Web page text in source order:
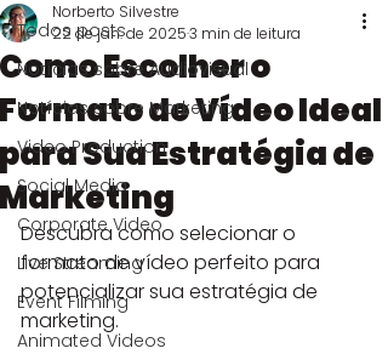
Todos posts
Notícias sobre Audiovisual
Notícias sobre Marketing
Video Production
Social Media
Corporate Video
Live Streaming
Event Filming
Animated Videos
Como Escolher o
Formato de Vídeo Ideal
para Sua Estratégia de
Marketing
Norberto Silvestre
22 de jan. de 20253 min de leitura
Descubra como selecionar o
formato de vídeo perfeito para
potencializar sua estratégia de
marketing.